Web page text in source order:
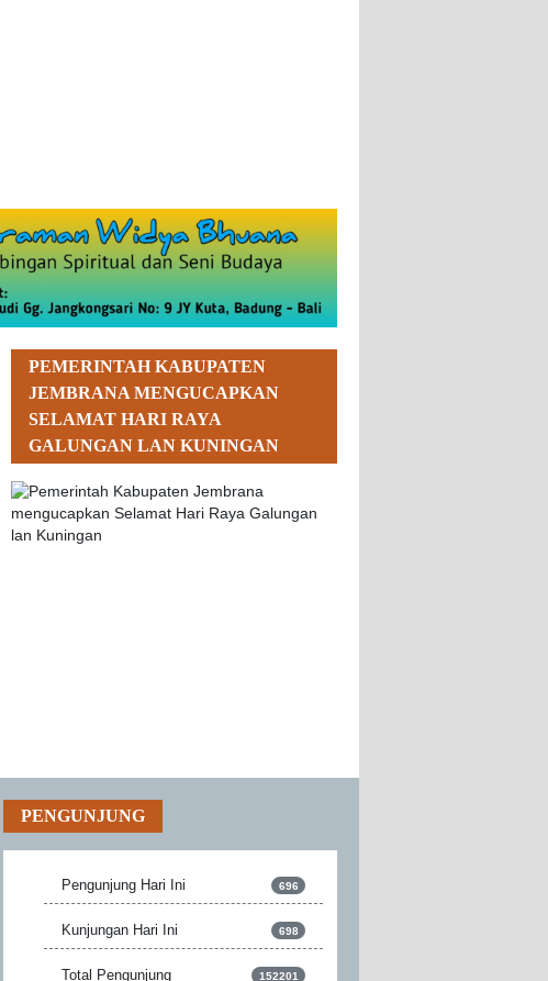
PEMERINTAH KABUPATEN
JEMBRANA MENGUCAPKAN
SELAMAT HARI RAYA
GALUNGAN LAN KUNINGAN
PENGUNJUNG
Pengunjung Hari Ini 696
Kunjungan Hari Ini 698
Total Pengunjung 152201